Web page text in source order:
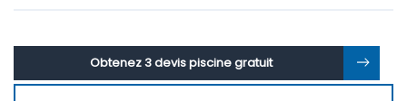
Obtenez 3 devis piscine gratuit